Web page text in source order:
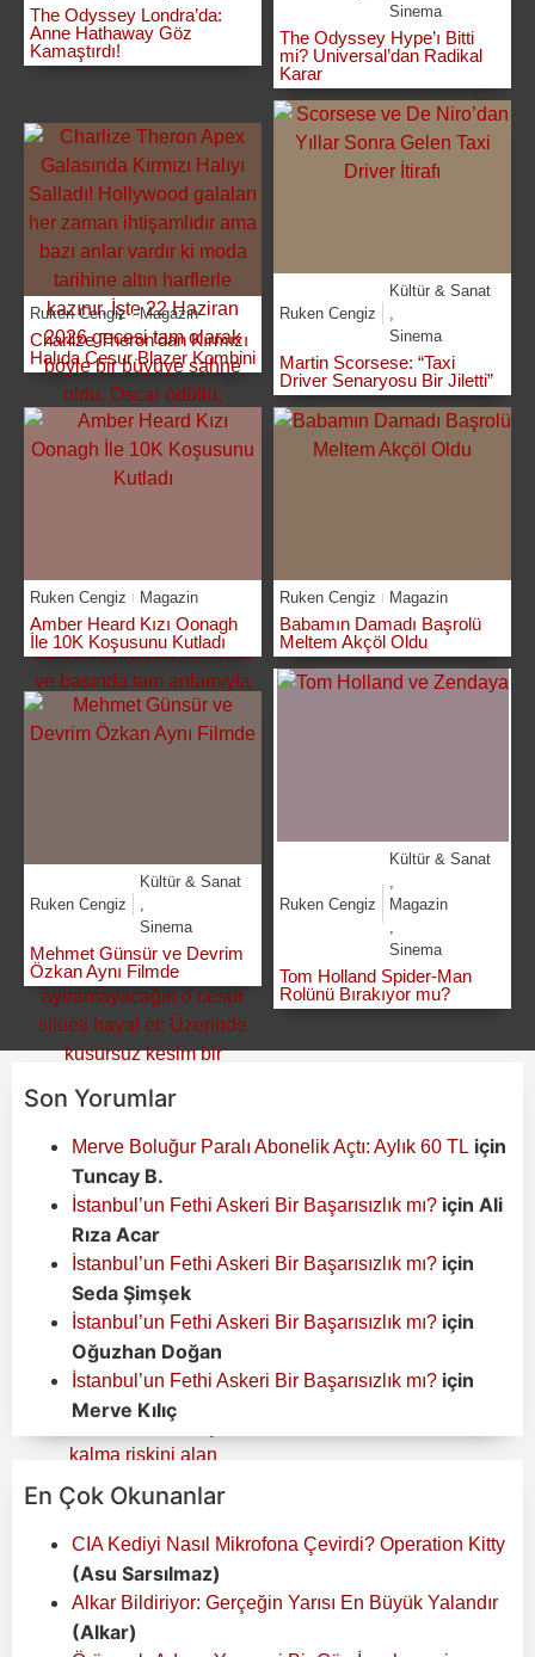
The Odyssey Londra’da:
Anne Hathaway Göz
Kamaştırdı!
Sinema
The Odyssey Hype’ı Bitti
mi? Universal’dan Radikal
Karar
Ruken Cengiz Magazin
Charlize Theron’dan Kırmızı
Halıda Cesur Blazer Kombini
Ruken Cengiz
Kültür & Sanat
Sinema
Martin Scorsese: “Taxi
Driver Senaryosu Bir Jiletti”
Ruken Cengiz Magazin
Amber Heard Kızı Oonagh
İle 10K Koşusunu Kutladı
Ruken Cengiz Magazin
Babamın Damadı Başrolü
Meltem Akçöl Oldu
Ruken Cengiz
Kültür & Sanat
Sinema
Mehmet Günsür ve Devrim
Özkan Aynı Filmde
Ruken Cengiz
Kültür & Sanat
Magazin
Sinema
Tom Holland Spider-Man
Rolünü Bırakıyor mu?
Son Yorumlar
Merve Boluğur Paralı Abonelik Açtı: Aylık 60 TL için
Tuncay B.
İstanbul’un Fethi Askeri Bir Başarısızlık mı? için Ali
Rıza Acar
İstanbul’un Fethi Askeri Bir Başarısızlık mı? için
Seda Şimşek
İstanbul’un Fethi Askeri Bir Başarısızlık mı? için
Oğuzhan Doğan
İstanbul’un Fethi Askeri Bir Başarısızlık mı? için
Merve Kılıç
En Çok Okunanlar
CIA Kediyi Nasıl Mikrofona Çevirdi? Operation Kitty
(Asu Sarsılmaz)
Alkar Bildiriyor: Gerçeğin Yarısı En Büyük Yalandır
(Alkar)